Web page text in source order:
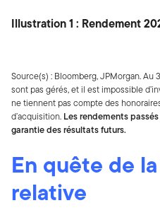
Illustration 1 : Rendement
Source(s) : Bloomberg, JPMorgan.
sont pas gérés, et il est impossible
ne tiennent pas compte des
d’acquisition. Les rendements
garantie des résultats futurs.
En quête de
relative